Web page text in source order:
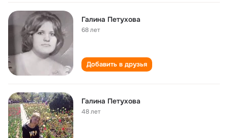
Галина Петухова
68 лет
Добавить в друзья
Галина Петухова
48 лет